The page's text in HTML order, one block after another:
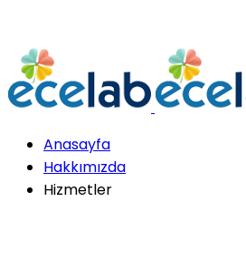
Anasayfa
Hakkımızda
Hizmetler